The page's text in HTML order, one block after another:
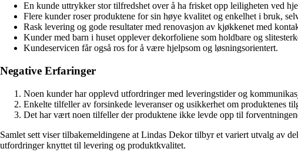
En kunde uttrykker stor tilfredshet over å ha frisket opp leiligheten ved
Flere kunder roser produktene for sin høye kvalitet og enkelhet i bruk,
Rask levering og gode resultater med renovasjon av kjøkkenet med
Kunder med barn i huset opplever dekorfoliene som holdbare og
Kundeservicen får også ros for å være hjelpsom og løsningsorientert.
Negative Erfaringer
Noen kunder har opplevd utfordringer med leveringstider og
Enkelte tilfeller av forsinkede leveranser og usikkerhet om produktenes
Det har vært noen tilfeller der produktene ikke levde opp til
Samlet sett viser tilbakemeldingene at Lindas Dekor tilbyr et variert utvalg av
utfordringer knyttet til levering og produktkvalitet.